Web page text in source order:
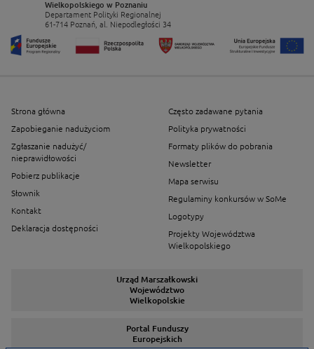
Wielkopolskiego w Poznaniu
Departament Polityki Regionalnej
61-714 Poznań, al. Niepodległości 34
Strona główna
Zapobieganie nadużyciom
Zgłaszanie nadużyć/
nieprawidłowości
Pobierz publikacje
Słownik
Kontakt
Deklaracja dostępności
Często zadawane pytania
Polityka prywatności
Formaty plików do pobrania
Newsletter
Mapa serwisu
Regulaminy konkursów w SoMe
Logotypy
Projekty Województwa
Wielkopolskiego
Urząd Marszałkowski
Województwo
Wielkopolskie
Portal Funduszy
Europejskich